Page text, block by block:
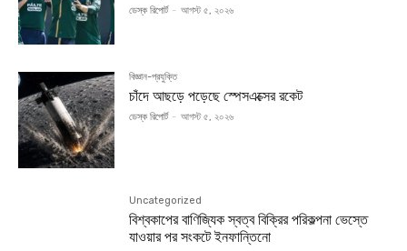
ডেস্ক রিপোর্ট - আগস্ট ৫, ২০২৬
বিজ্ঞান-প্রযুক্তি
চাঁদে আছড়ে পড়েছে স্পেসএক্সের রকেট
ডেস্ক রিপোর্ট - আগস্ট ৫, ২০২৬
Uncategorized
বিশ্বকাপের বাণিজ্যিক স্বত্ব বিক্রির পরিকল্পনা ভেস্তে
যাওয়ার পর সংকটে ইনফান্তিনো